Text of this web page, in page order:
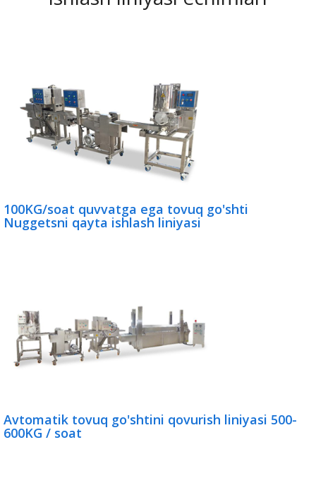
100KG/soat quvvatga ega tovuq go'shti
Nuggetsni qayta ishlash liniyasi
Avtomatik tovuq go'shtini qovurish liniyasi 500-
600KG / soat